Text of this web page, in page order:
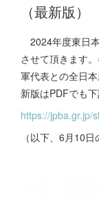
（最新版）
2024年度東日
させて頂きます
軍代表との全日
新版はPDFでも
https://jpba.gr.jp/
（以下、6月10日